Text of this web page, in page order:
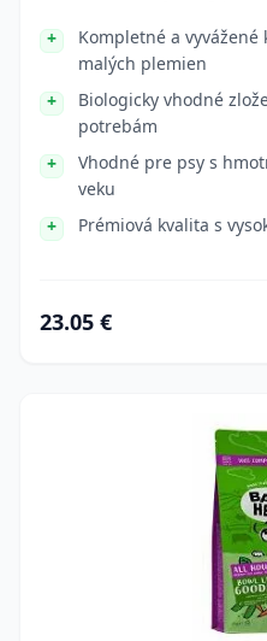
Kompletné a
malých plemien
Biologicky vhodné
potrebám
Vhodné pre psy s
veku
Prémiová kvalita s
23.05 €